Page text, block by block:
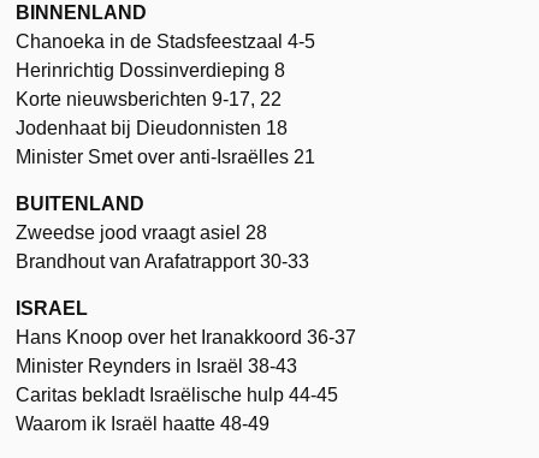
BINNENLAND
Chanoeka in de Stadsfeestzaal 4-5
Herinrichtig Dossinverdieping 8
Korte nieuwsberichten 9-17, 22
Jodenhaat bij Dieudonnisten 18
Minister Smet over anti-Israëlles 21
BUITENLAND
Zweedse jood vraagt asiel 28
Brandhout van Arafatrapport 30-33
ISRAEL
Hans Knoop over het Iranakkoord 36-37
Minister Reynders in Israël 38-43
Caritas bekladt Israëlische hulp 44-45
Waarom ik Israël haatte 48-49